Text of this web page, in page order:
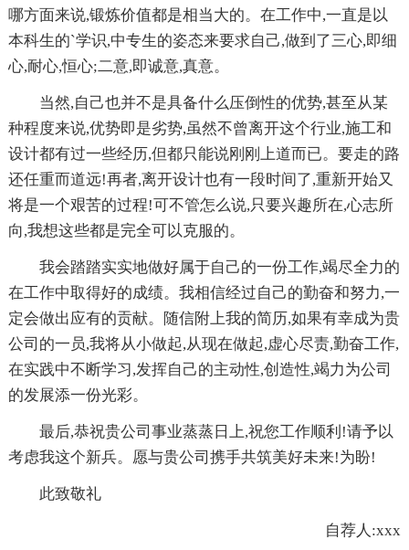
哪方面来说,锻炼价值都是相当大的。在工作中,一直是以
本科生的`学识,中专生的姿态来要求自己,做到了三心,即细
心,耐心,恒心;二意,即诚意,真意。
当然,自己也并不是具备什么压倒性的优势,甚至从某
种程度来说,优势即是劣势,虽然不曾离开这个行业,施工和
设计都有过一些经历,但都只能说刚刚上道而已。要走的路
还任重而道远!再者,离开设计也有一段时间了,重新开始又
将是一个艰苦的过程!可不管怎么说,只要兴趣所在,心志所
向,我想这些都是完全可以克服的。
我会踏踏实实地做好属于自己的一份工作,竭尽全力的
在工作中取得好的成绩。我相信经过自己的勤奋和努力,一
定会做出应有的贡献。随信附上我的简历,如果有幸成为贵
公司的一员,我将从小做起,从现在做起,虚心尽责,勤奋工作,
在实践中不断学习,发挥自己的主动性,创造性,竭力为公司
的发展添一份光彩。
最后,恭祝贵公司事业蒸蒸日上,祝您工作顺利!请予以
考虑我这个新兵。愿与贵公司携手共筑美好未来!为盼!
此致敬礼
自荐人:xxx